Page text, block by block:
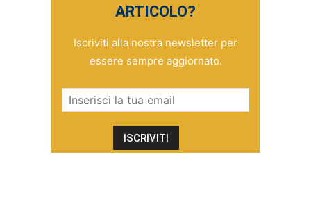
ARTICOLO?
Iscriviti alla nostra newsletter per
essere sempre aggiornato.